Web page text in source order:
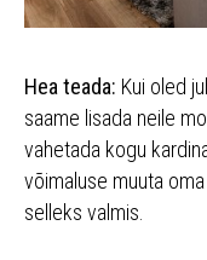
Hea teada: Kui oled
saame lisada neile
vahetada kogu
võimaluse muuta
selleks valmis.